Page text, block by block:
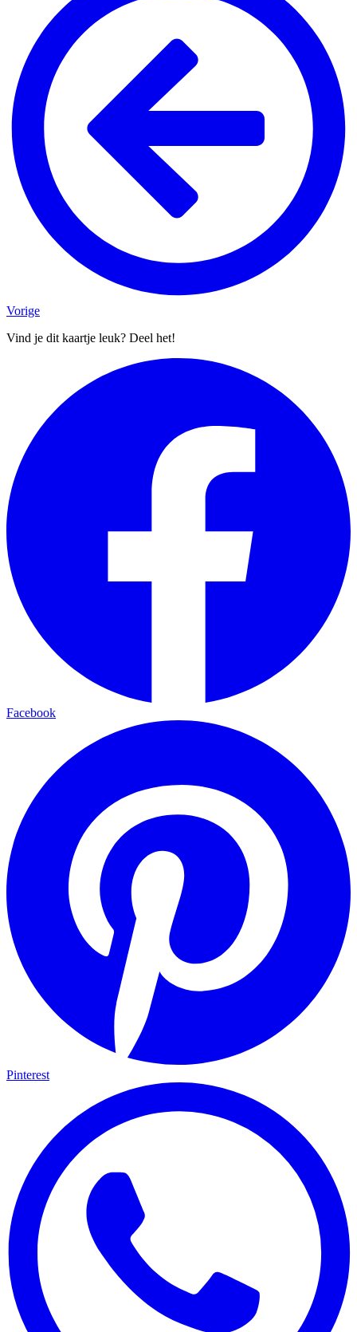
Vorige
Vind je dit kaartje leuk? Deel het!
Facebook
Pinterest